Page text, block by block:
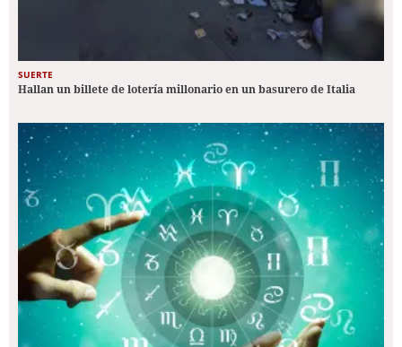
SUERTE
Hallan un billete de lotería millonario en un basurero de Italia